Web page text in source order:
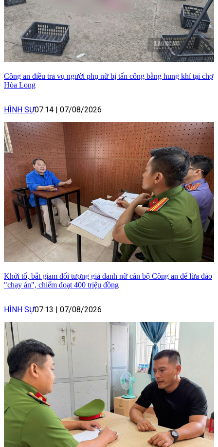
Công an điều tra vụ người phụ nữ bị tấn công bằng hung khí tại chợ
Hòa Long
HÌNH SỰ07:14 | 07/08/2026
Khởi tố, bắt giam đối tượng giả danh nữ cán bộ Công an để lừa đảo
"chạy án", chiếm đoạt 400 triệu đồng
HÌNH SỰ07:13 | 07/08/2026